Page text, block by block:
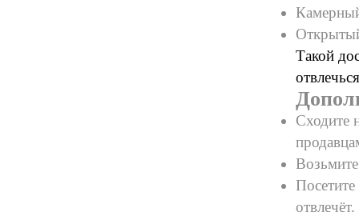
Такой
Сходите
отвлечёт.